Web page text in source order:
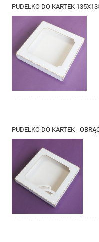
PUDEŁKO DO KARTEK
PUDEŁKO DO KARTEK -